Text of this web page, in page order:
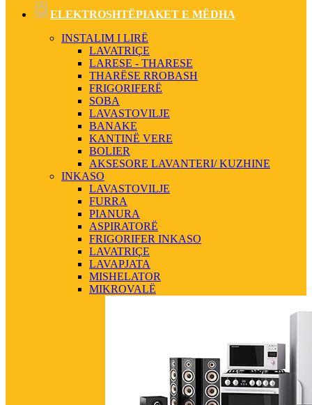
ELEKTROSHTËPIAKET E MËDHA
INSTALIM I LIRË
LAVATRIÇE
LARESE - THARESE
THARËSE RROBASH
FRIGORIFERË
SOBA
LAVASTOVILJE
BANAKE
KANTINË VERE
BOLIER
AKSESORE LAVANTERI/ KUZHINE
INKASO
LAVASTOVILJE
FURRA
PIANURA
ASPIRATORË
FRIGORIFER INKASO
LAVATRIÇE
LAVAPJATA
MISHELATOR
MIKROVALË